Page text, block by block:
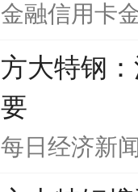
金融信用卡
方大特钢
要
每日经济新